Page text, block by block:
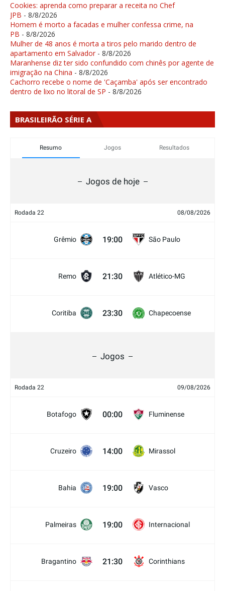
Cookies: aprenda como preparar a receita no Chef
JPB - 8/8/2026
Homem é morto a facadas e mulher confessa crime, na
PB - 8/8/2026
Mulher de 48 anos é morta a tiros pelo marido dentro de
apartamento em Salvador - 8/8/2026
Maranhense diz ter sido confundido com chinês por agente de
imigração na China - 8/8/2026
Cachorro recebe o nome de 'Caçamba' após ser encontrado
dentro de lixo no litoral de SP - 8/8/2026
BRASILEIRÃO SÉRIE A
Resumo Jogos Resultados
Jogos de hoje
Rodada 22 08/08/2026
Grêmio 19:00 São Paulo
Remo 21:30 Atlético-MG
Coritiba 23:30 Chapecoense
Jogos
Rodada 22 09/08/2026
Botafogo 00:00 Fluminense
Cruzeiro 14:00 Mirassol
Bahia 19:00 Vasco
Palmeiras 19:00 Internacional
Bragantino 21:30 Corinthians